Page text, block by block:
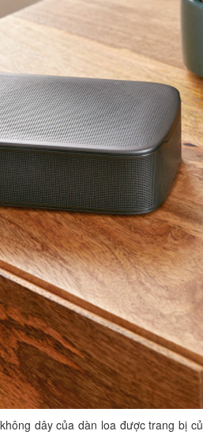
không dây của dàn loa được trang bị củ